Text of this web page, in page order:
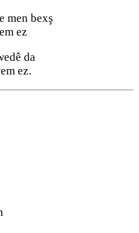
men bexş
ez
da
ez.